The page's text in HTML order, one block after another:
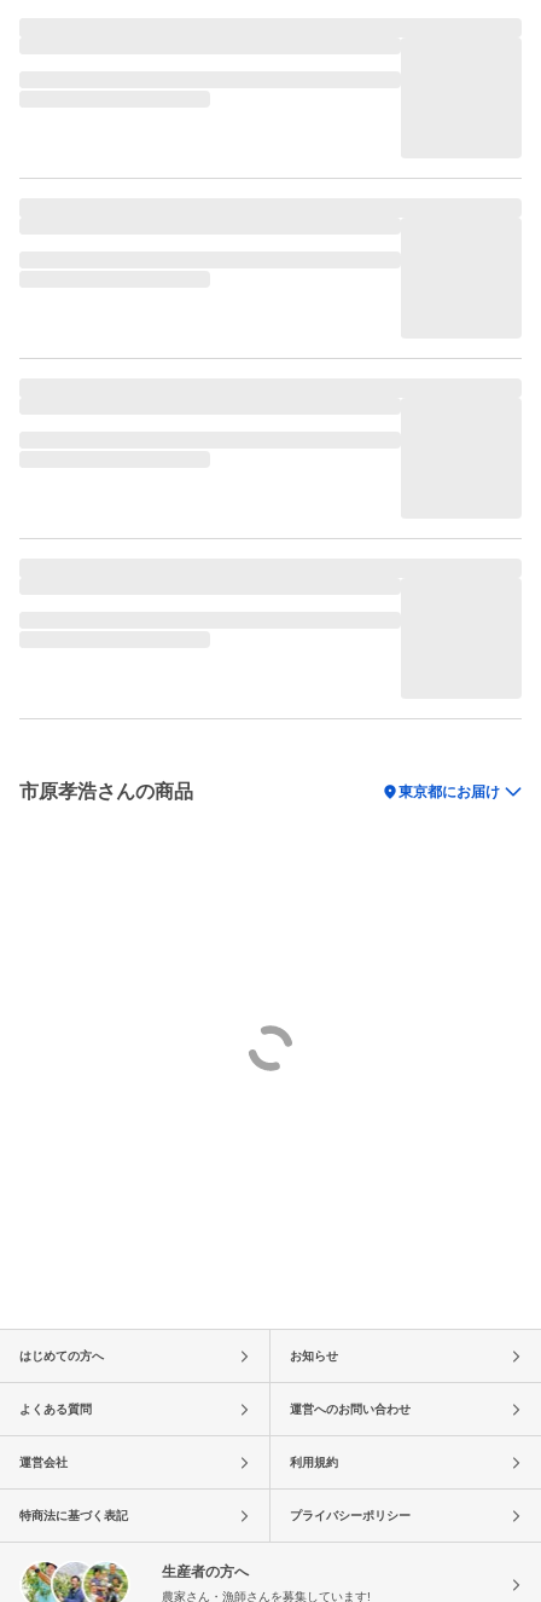
市原孝浩さんの商品 location_on東京都にお届け
はじめての方へ お知らせ
よくある質問 運営へのお問い合わせ
運営会社 利用規約
特商法に基づく表記 プライバシーポリシー
生産者の方へ
農家さん・漁師さんを募集しています!